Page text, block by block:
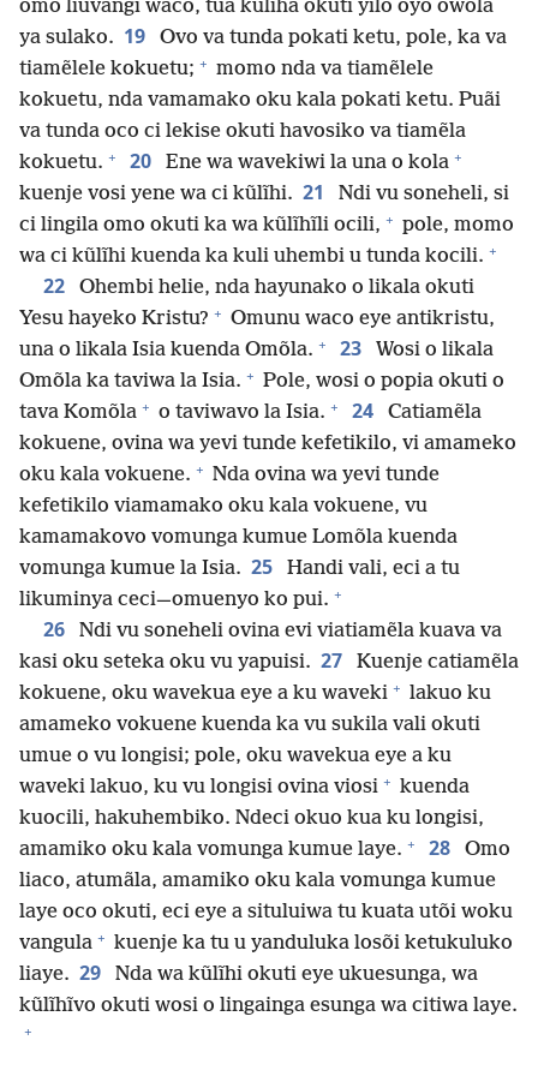
omo liuvangi waco, tua kũlĩha okuti yilo oyo owola
ya sulako. 19
Ovo va tunda pokati ketu, pole, ka va
tiamẽlele kokuetu; + momo nda va tiamẽlele
kokuetu, nda vamamako oku kala pokati ketu. Puãi
va tunda oco ci lekise okuti havosiko va tiamẽla
kokuetu. + 20 Ene wa wavekiwi la una o kola +
kuenje vosi yene wa ci kũlĩhi. 21
Ndi vu soneheli, si
ci lingila omo okuti ka wa kũlĩhĩli ocili, + pole, momo
wa ci kũlĩhi kuenda ka kuli uhembi u tunda kocili. +
22
Ohembi helie, nda hayunako o likala okuti
Yesu hayeko Kristu? + Omunu waco eye antikristu,
una o likala Isia kuenda Omõla. + 23
Wosi o likala
Omõla ka taviwa la Isia. + Pole, wosi o popia okuti o
tava Komõla + o taviwavo la Isia. + 24
Catiamẽla
kokuene, ovina wa yevi tunde kefetikilo, vi amameko
oku kala vokuene. + Nda ovina wa yevi tunde
kefetikilo viamamako oku kala vokuene, vu
kamamakovo vomunga kumue Lomõla kuenda
vomunga kumue la Isia. 25
Handi vali, eci a tu
likuminya ceci—omuenyo ko pui. +
26
Ndi vu soneheli ovina evi viatiamẽla kuava va
kasi oku seteka oku vu yapuisi. 27
Kuenje catiamẽla
kokuene, oku wavekua eye a ku waveki + lakuo ku
amameko vokuene kuenda ka vu sukila vali okuti
umue o vu longisi; pole, oku wavekua eye a ku
waveki lakuo, ku vu longisi ovina viosi + kuenda
kuocili, hakuhembiko. Ndeci okuo kua ku longisi,
amamiko oku kala vomunga kumue laye. + 28
Omo
liaco, atumãla, amamiko oku kala vomunga kumue
laye oco okuti, eci eye a situluiwa tu kuata utõi woku
vangula + kuenje ka tu u yanduluka losõi ketukuluko
liaye. 29
Nda wa kũlĩhi okuti eye ukuesunga, wa
kũlĩhĩvo okuti wosi o lingainga esunga wa citiwa laye.
+